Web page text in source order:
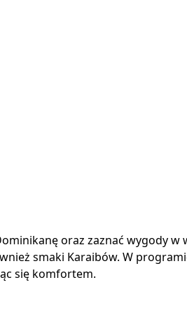
oraz zaznać wygody
smaki Karaibów. W
się komfortem.